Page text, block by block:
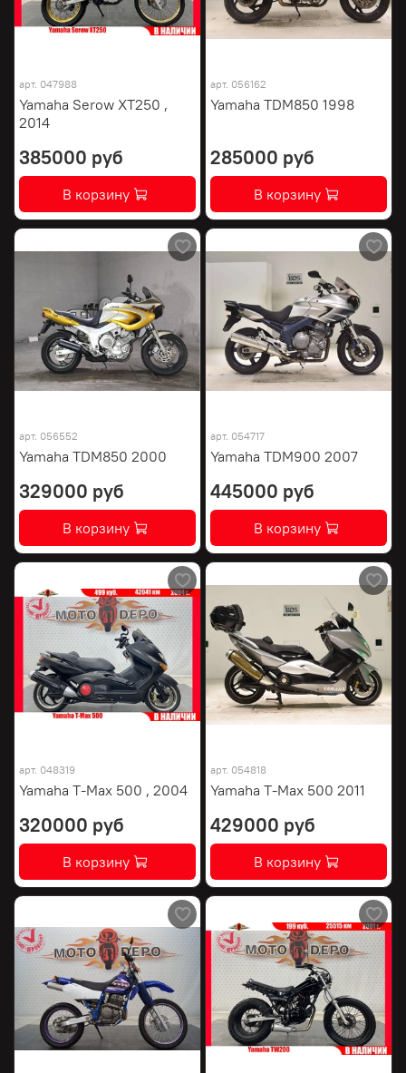
арт. 047988
Yamaha Serow XT250 ,
2014
385000 руб
В корзину
арт. 056162
Yamaha TDM850 1998
285000 руб
В корзину
арт. 056552
Yamaha TDM850 2000
329000 руб
В корзину
арт. 054717
Yamaha TDM900 2007
445000 руб
В корзину
арт. 048319
Yamaha T-Max 500 , 2004
320000 руб
В корзину
арт. 054818
Yamaha T-Max 500 2011
429000 руб
В корзину